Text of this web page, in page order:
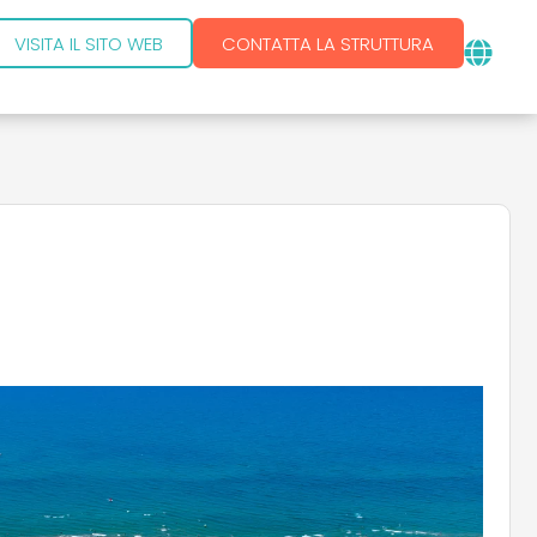
VISITA IL SITO WEB CONTATTA LA STRUTTURA